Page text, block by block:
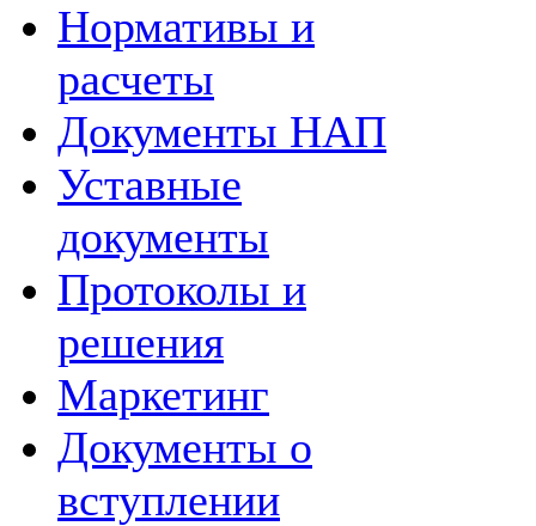
Нормативы и
расчеты
Документы НАП
Уставные
документы
Протоколы и
решения
Маркетинг
Документы о
вступлении